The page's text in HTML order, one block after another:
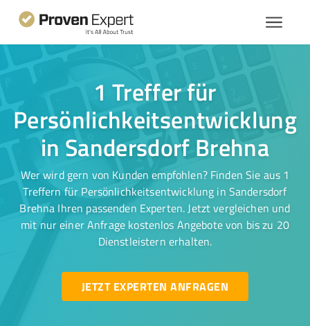
1 Treffer für
Persönlichkeitsentwicklung
in Sandersdorf Brehna
Wer wird gern von Kunden empfohlen? Finden Sie aus 1
Treffern für Persönlichkeitsentwicklung in Sandersdorf
Brehna Ihren passenden Experten. Jetzt vergleichen und
mit nur einer Anfrage kostenlos Angebote von bis zu 20
Dienstleistern erhalten.
JETZT EXPERTEN ANFRAGEN